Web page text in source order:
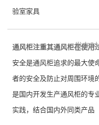
验室家具
通风柜注重其通风柜在使用
安全是通风柜追求的最大使
者的安全及防止对周围环境
是国内开发生产通风柜的专
实践，结合国内外同类产品
发布